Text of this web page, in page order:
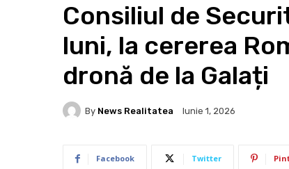
Consiliul de
luni, la cererea
dronă de la Galați
By News Realitatea Iunie 1, 2026
Facebook Twitter